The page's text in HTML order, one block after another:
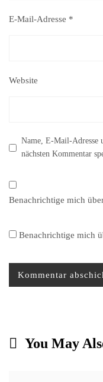
E-Mail-Adresse *
Website
Name, E-Mail-Adresse
nächsten Kommentar
Benachrichtige mich
Benachrichtige mich
You May